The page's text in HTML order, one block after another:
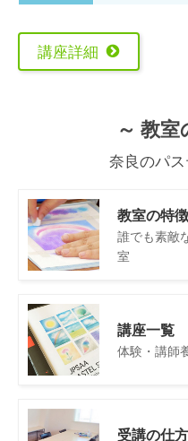
講座詳細
～ 教室
奈良のパ
教室の特徴
誰でも素敵
室
講座一覧
体験・講師
受講の仕方